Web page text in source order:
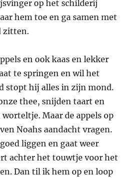
op het schilderij
hem toe en ga samen met
zitten.
en ook kaas en lekker
te springen en wil het
stopt hij alles in zijn mond.
thee, snijden taart en
worteltje. Maar de appels op
Noahs aandacht vragen.
liggen en gaat weer
achter het touwtje voor het
Dan til ik hem op en loop